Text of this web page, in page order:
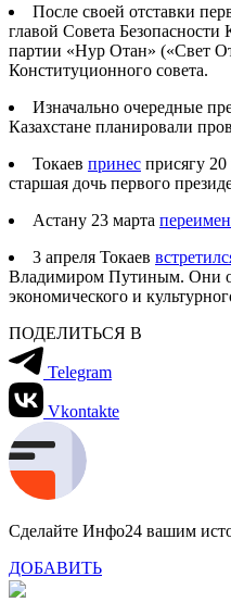
После своей отставки
главой Совета Безопасности
партии «Нур Отан» («Свет
Конституционного совета.
Изначально очередные
Казахстане планировали
Токаев принес присягу
старшая дочь первого
Астану 23 марта
3 апреля Токаев
Владимиром Путиным. Они
экономического и
ПОДЕЛИТЬСЯ В
Telegram
Vkontakte
Сделайте Инфо24 вашим
ДОБАВИТЬ